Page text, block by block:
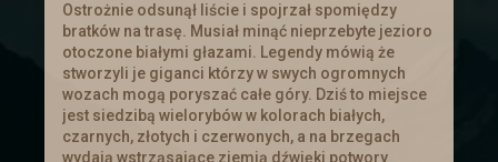
Troche nowinek
Przebudowe przeszły Ogłoszenia. Cała
tabela is truktura została napisana od
nowa i dostosowana :).
Ostrożnie odsunął liście i spojrzał spomiędzy
bratków na trasę. Musiał minąć nieprzebyte jezioro
otoczone białymi głazami. Legendy mówią że
stworzyli je giganci którzy w swych ogromnych
wozach mogą poryszać całe góry. Dziś to miejsce
jest siedzibą wielorybów w kolorach białych,
czarnych, złotych i czerwonych, a na brzegach
wydają wstrząsające ziemią dźwięki potwory